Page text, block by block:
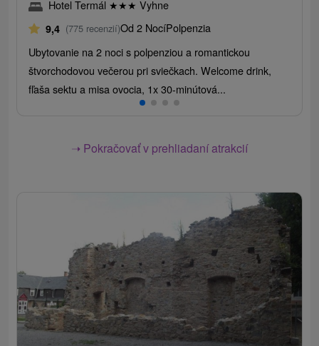
Hotel Termál ★★★ Vyhne
9,4 (775 recenzií)Od 2 NocíPolpenzia
Ubytovanie na 2 noci s polpenziou a romantickou
štvorchodovou večerou pri sviečkach. Welcome drink,
fľaša sektu a misa ovocia, 1x 30-minútová...
➝ Pokračovať v prehliadaní atrakcií